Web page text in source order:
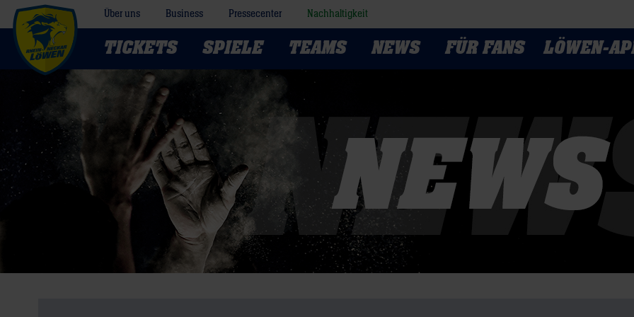
Über uns Business Pressecenter Nachhaltigkeit
TICKETS SPIELE TEAMS NEWS FÜR FANS LÖWEN-